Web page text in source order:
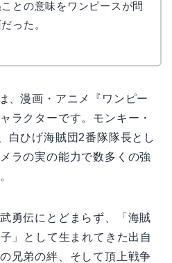
との意味をワンピースが問
った。
、漫画・アニメ『ワンピー
ラクターです。モンキー・
白ひげ海賊団2番隊隊長とし
ラの実の能力で数多くの強
勇伝にとどまらず、「海賊
」として生まれてきた出自
兄弟の絆、そして頂上戦争